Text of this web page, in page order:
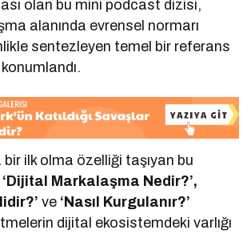
olan bu mini podcast dizisi,
alanında evrensel normarı
sentezleyen temel bir referans
bir ilk olma özelliği taşıyan bu
‘Dijital Markalaşma Nedir?’,
ve ‘Nasıl Kurgulanır?’
dijital ekosistemdeki varlığı